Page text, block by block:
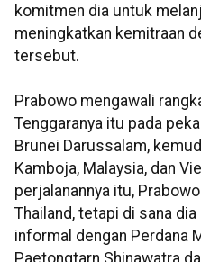
komitmen dia untuk
meningkatkan kemitraan
tersebut.
Prabowo mengawali
Tenggaranya itu pada
Brunei Darussalam,
Kamboja, Malaysia, dan
perjalanannya itu,
Thailand, tetapi di sana
informal dengan Perdana
Paetongtarn Shinawatra